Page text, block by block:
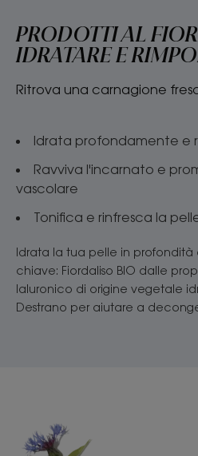
PRODOTTI AL
IDRATARE E
Ritrova una carnagione
Idrata profondamente e
Ravviva l'incarnato e
vascolare
Tonifica e rinfresca la
Idrata la tua pelle in profondità
chiave: Fiordaliso BIO dalle
Ialuronico di origine vegetale
Destrano per aiutare a